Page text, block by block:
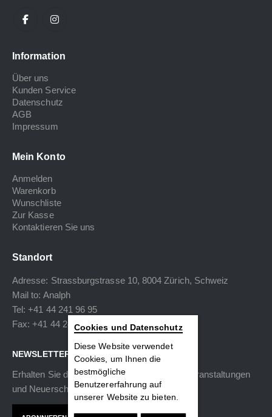
Information
Über uns
Kunden Service
Datenschutz
AGB
Impressum
Mein Konto
Anmelden
Warenkorb
Wunschliste
Zur Kasse
Kontaktieren Sie uns
Standort
Adresse: Strassburgstrasse 10, 8004 Zürich, Schweiz
Mail to: Analph
Tel: +41 44 241 96 95
Fax: +41 44 240 34 40
NEWSLETTER
Erhalten Sie die neuesten Informationen zu Veranstaltungen
und Neuerscheinungen.
Cookies und Datenschutz
Diese Website verwendet
Cookies, um Ihnen die
bestmögliche
Benutzererfahrung auf
unserer Website zu bieten.